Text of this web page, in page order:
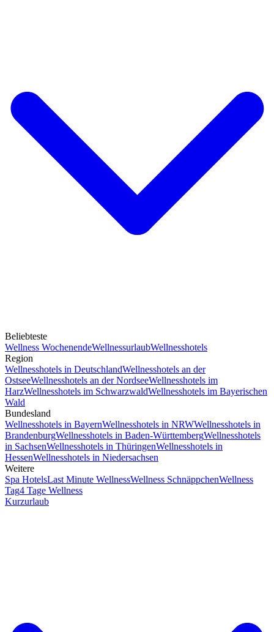
Beliebteste
Wellness WochenendeWellnessurlaubWellnesshotels
Region
Wellnesshotels in DeutschlandWellnesshotels an der
OstseeWellnesshotels an der NordseeWellnesshotels im
HarzWellnesshotels im SchwarzwaldWellnesshotels im Bayerischen
Wald
Bundesland
Wellnesshotels in BayernWellnesshotels in NRWWellnesshotels in
BrandenburgWellnesshotels in Baden-WürttembergWellnesshotels
in SachsenWellnesshotels in ThüringenWellnesshotels in
HessenWellnesshotels in Niedersachsen
Weitere
Spa HotelsLast Minute WellnessWellness SchnäppchenWellness
Tag4 Tage Wellness
Kurzurlaub